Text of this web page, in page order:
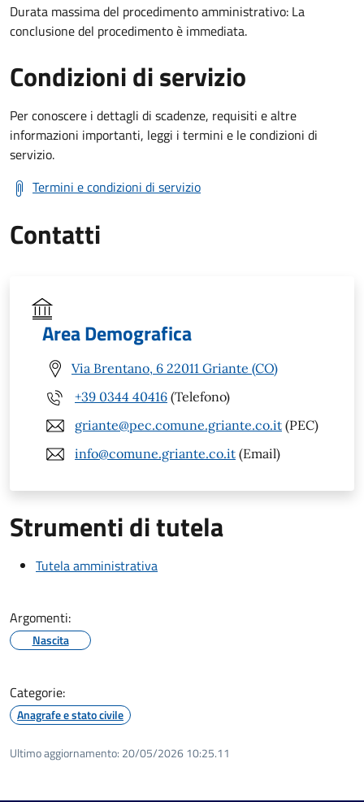
Durata massima del procedimento amministrativo: La
conclusione del procedimento è immediata.
Condizioni di servizio
Per conoscere i dettagli di scadenze, requisiti e altre
informazioni importanti, leggi i termini e le condizioni di
servizio.
Termini e condizioni di servizio
Contatti
Area Demografica
Via Brentano, 6 22011 Griante (CO)
+39 0344 40416 (Telefono)
griante@pec.comune.griante.co.it (PEC)
info@comune.griante.co.it (Email)
Strumenti di tutela
Tutela amministrativa
Argomenti:
Nascita
Categorie:
Anagrafe e stato civile
Ultimo aggiornamento: 20/05/2026 10:25.11